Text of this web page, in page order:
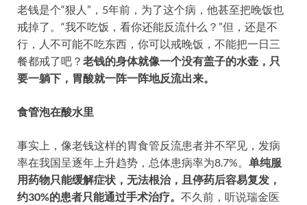
老钱是个“狠人”，5年前，为了这个病，他甚至把晚饭也
戒掉了。“我不吃饭，看你还能反流什么？”但，还是不
行，人不可能不吃东西，你可以戒晚饭，不能把一日三
餐都戒了吧？ 老钱的身体就像一个没有盖子的水壶，只
要一躺下，胃酸就一阵一阵地反流出来。
食管泡在酸水里
事实上，像老钱这样的胃食管反流患者并不罕见，发病
率在我国呈逐年上升趋势，总体患病率为8.7%。 单纯服
用药物只能缓解症状，无法根治，且停药后容易复发，
约30%的患者只能通过手术治疗。 不久前，听说瑞金医